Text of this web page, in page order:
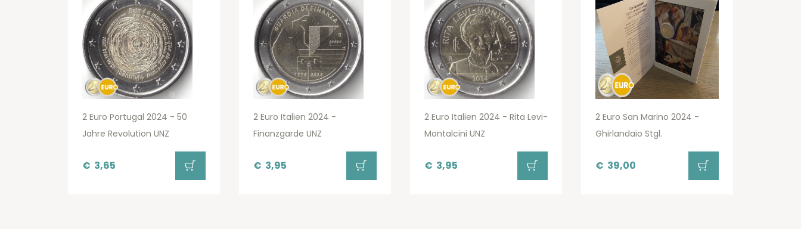
2 Euro Portugal 2024 - 50
Jahre Revolution UNZ
€ 3,65
2 Euro Italien 2024 -
Finanzgarde UNZ
€ 3,95
2 Euro Italien 2024 - Rita Levi-
Montalcini UNZ
€ 3,95
2 Euro San Marino 2024 -
Ghirlandaio Stgl.
€ 39,00